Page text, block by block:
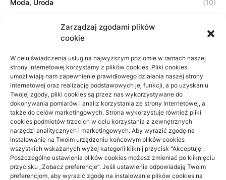
Zarządzaj zgodami plików
cookie
W celu świadczenia usług na najwyższym poziomie w ramach naszej
strony internetowej korzystamy z plików cookies. Pliki cookies
umożliwiają nam zapewnienie prawidłowego działania naszej strony
internetowej oraz realizację podstawowych jej funkcji, a po uzyskaniu
Twojej zgody, pliki cookies są przez nas wykorzystywane do
dokonywania pomiarów i analiz korzystania ze strony internetowej, a
także do celów marketingowych. Strona wykorzystuje również pliki
cookies podmiotów trzecich w celu korzystania z zewnętrznych
narzędzi analitycznych i marketingowych. Aby wyrazić zgodę na
instalowanie na Twoim urządzeniu końcowym plików cookies
wszystkich wskazanych wyżej kategorii kliknij przycisk "Akceptuję".
Poszczególne ustawienia plików cookies możesz zmieniać po kliknięciu
przycisku „Zobacz preferencje”. Jeśli ustawienia odpowiadają Twoim
preferencjom, aby wyrazić zgodę na instalowanie plików cookies na
Moda, Uroda (10)
Sport, Turystyka (5)
Technologie (11)
Zdrowie, Medycyna
wizytówki nap
Projekty domów Podkarpacie